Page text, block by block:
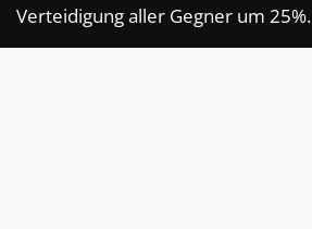
Verteidigung aller Gegner um 25%.